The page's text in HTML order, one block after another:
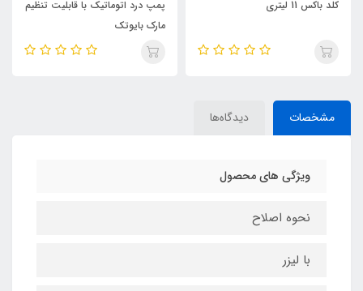
کلد باکس 11 لیتری
پمپ درد اتوماتیک با قابلیت تنظیم
مارک بایوتک
مشخصات دیدگاه‌ها
ویژگی های محصول
نحوه اصلاح
با لیزر